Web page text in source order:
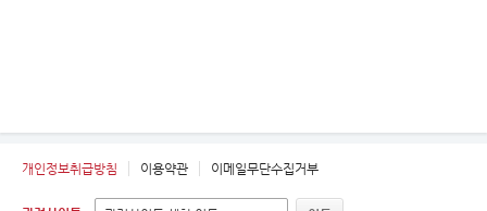
개인정보취급방침 이용약관 이메일무단수집거부